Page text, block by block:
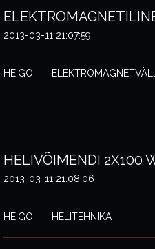
2013-03-11 21:07:59
HEIGO
HELIVÕIMENDI 2X100
2013-03-11 21:08:06
HEIGO HELITEHNIKA